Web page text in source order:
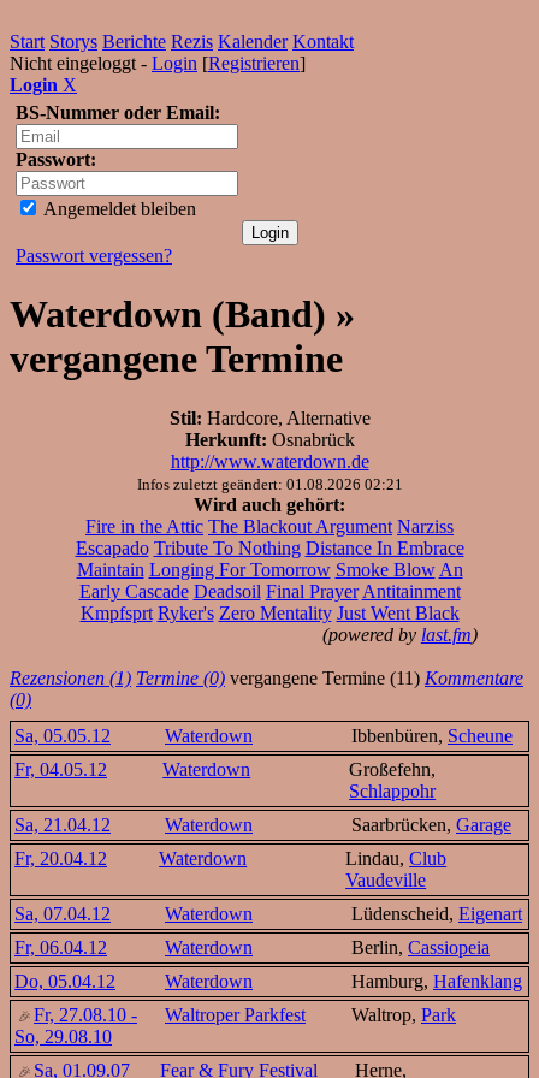
Start Storys Berichte Rezis Kalender Kontakt
Nicht eingeloggt - Login [Registrieren]
Login X
BS-Nummer oder Email:
Passwort:
Angemeldet bleiben
Passwort vergessen?
Waterdown (Band) »
vergangene Termine
Stil: Hardcore, Alternative
Herkunft: Osnabrück
http://www.waterdown.de
Infos zuletzt geändert: 01.08.2026 02:21
Wird auch gehört:
Fire in the Attic The Blackout Argument Narziss
Escapado Tribute To Nothing Distance In Embrace
Maintain Longing For Tomorrow Smoke Blow An
Early Cascade Deadsoil Final Prayer Antitainment
Kmpfsprt Ryker's Zero Mentality Just Went Black
(powered by last.fm)
Rezensionen (1) Termine (0) vergangene Termine (11) Kommentare
(0)
Sa, 05.05.12
Waterdown Ibbenbüren, Scheune
Fr, 04.05.12
Waterdown
Großefehn,
Schlappohr
Sa, 21.04.12
Waterdown Saarbrücken, Garage
Fr, 20.04.12
Waterdown Lindau,Club
Vaudeville
Sa, 07.04.12
Waterdown Lüdenscheid, Eigenart
Fr, 06.04.12
Waterdown Berlin, Cassiopeia
Do, 05.04.12
Waterdown Hamburg, Hafenklang
Fr, 27.08.10 -
So, 29.08.10
Waltroper Parkfest Waltrop, Park
Sa, 01.09.07 Fear & Fury Festival Herne,